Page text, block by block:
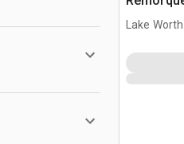
Lake